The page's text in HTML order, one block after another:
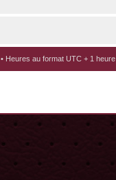
• Heures au format UTC + 1 heure